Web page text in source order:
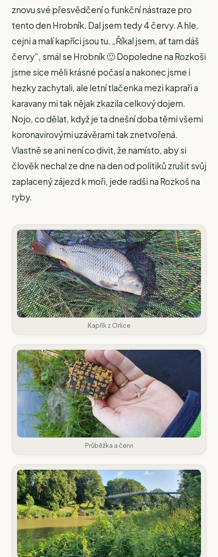
znovu své přesvědčení o funkční nástraze pro
tento den Hrobník. Dal jsem tedy 4 červy. A hle,
cejni a malí kapříci jsou tu. „Říkal jsem, ať tam dáš
červy“, smál se Hrobník 🙂 Dopoledne na Rozkoši
jsme sice měli krásné počasí a nakonec jsme i
hezky zachytali, ale letní tlačenka mezi kapraři a
karavany mi tak nějak zkazila celkový dojem.
Nojo, co dělat, když je ta dnešní doba těmi všemi
koronavirovými uzávěrami tak znetvořená.
Vlastně se ani není co divit, že namísto, aby si
člověk nechal ze dne na den od politiků zrušit svůj
zaplacený zájezd k moři, jede radši na Rozkoš na
ryby.
Kapřík z Orlice
Průběžka a červi